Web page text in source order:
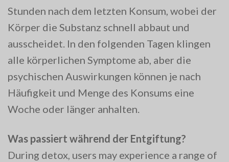
Stunden nach dem letzten Konsum, wobei der
Körper die Substanz schnell abbaut und
ausscheidet. In den folgenden Tagen klingen
alle körperlichen Symptome ab, aber die
psychischen Auswirkungen können je nach
Häufigkeit und Menge des Konsums eine
Woche oder länger anhalten.
Was passiert während der Entgiftung?
During detox, users may experience a range of